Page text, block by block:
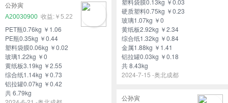
硬质塑料0.75kg ￥0.23
玻璃1.07kg ￥0
黄纸板2.92kg ￥2.34
综合纸1.32kg ￥0.84
金属1.88kg ￥1.41
铝拉罐0.03kg ￥0.18
共 8.43kg
2024-7-15 -奥北成都
公孙寅
A20030900
￥5.22
PET瓶0.76kg ￥1.06
PE瓶0.35kg ￥0.44
塑料袋膜0.06kg ￥0.02
玻璃1.22kg ￥0
黄纸板3.19kg ￥2.55
综合纸1.14kg ￥0.73
铝拉罐0.07kg ￥0.42
共 6.79kg
公孙寅